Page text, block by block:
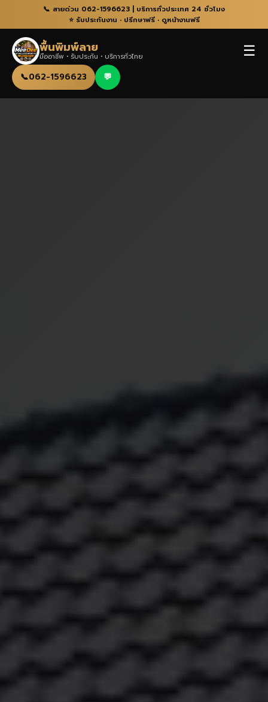
📞 สายด่วน 062-1596623 | บริการทั่วประเทศ 24 ชั่วโมง
⭐ รับประกันงาน • ปรึกษาฟรี • ดูหน้างานฟรี
พื้นพิมพ์ลาย
มืออาชีพ • รับประกัน • บริการทั่วไทย ☰
📞062-1596623 💬